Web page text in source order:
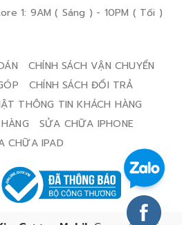
1: 9AM ( Sáng ) - 10PM ( Tối )
CHÍNH SÁCH VẬN CHUYỂN
CHÍNH SÁCH ĐỔI TRẢ
THÔNG TIN KHÁCH HÀNG
SỬA CHỮA IPHONE
CHỮA IPAD